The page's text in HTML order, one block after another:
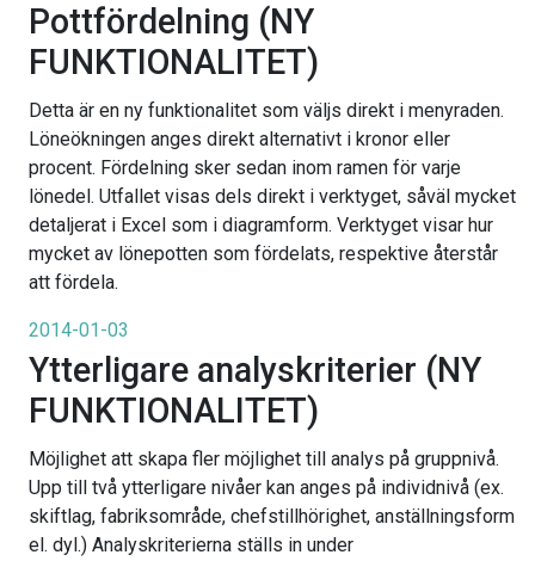
Pottfördelning (NY
FUNKTIONALITET)
Detta är en ny funktionalitet som väljs direkt i menyraden.
Löneökningen anges direkt alternativt i kronor eller
procent. Fördelning sker sedan inom ramen för varje
lönedel. Utfallet visas dels direkt i verktyget, såväl mycket
detaljerat i Excel som i diagramform. Verktyget visar hur
mycket av lönepotten som fördelats, respektive återstår
att fördela.
2014-01-03
Ytterligare analyskriterier (NY
FUNKTIONALITET)
Möjlighet att skapa fler möjlighet till analys på gruppnivå.
Upp till två ytterligare nivåer kan anges på individnivå (ex.
skiftlag, fabriksområde, chefstillhörighet, anställningsform
el. dyl.) Analyskriterierna ställs in under